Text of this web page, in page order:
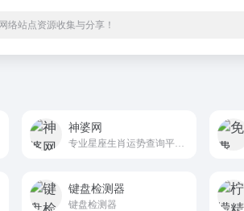
络站点资源收集与分享！
神婆网
专业星座生肖运势查询平台shenpowang.com
键盘检测器
键盘检测器